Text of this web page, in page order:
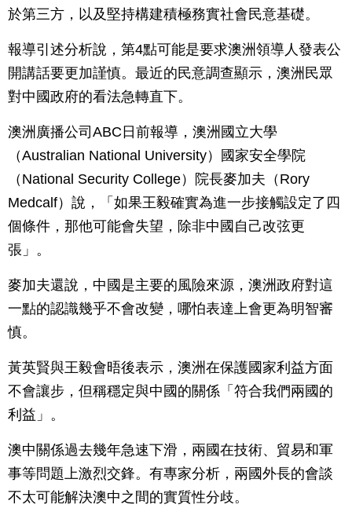
於第三方，以及堅持構建積極務實社會民意基礎。
報導引述分析說，第4點可能是要求澳洲領導人發表公
開講話要更加謹慎。最近的民意調查顯示，澳洲民眾
對中國政府的看法急轉直下。
澳洲廣播公司ABC日前報導，澳洲國立大學
（Australian National University）國家安全學院
（National Security College）院長麥加夫（Rory
Medcalf）說，「如果王毅確實為進一步接觸設定了四
個條件，那他可能會失望，除非中國自己改弦更
張」。
麥加夫還說，中國是主要的風險來源，澳洲政府對這
一點的認識幾乎不會改變，哪怕表達上會更為明智審
慎。
黃英賢與王毅會晤後表示，澳洲在保護國家利益方面
不會讓步，但稱穩定與中國的關係「符合我們兩國的
利益」。
澳中關係過去幾年急速下滑，兩國在技術、貿易和軍
事等問題上激烈交鋒。有專家分析，兩國外長的會談
不太可能解決澳中之間的實質性分歧。